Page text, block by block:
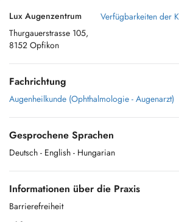
Lux Augenzentrum
Thurgauerstrasse 105,
8152 Opfikon
Verfügbarkeiten der
Fachrichtung
Augenheilkunde (Ophthalmologie - Augenarzt)
Gesprochene Sprachen
Deutsch - English - Hungarian
Informationen über die Praxis
Barrierefreiheit